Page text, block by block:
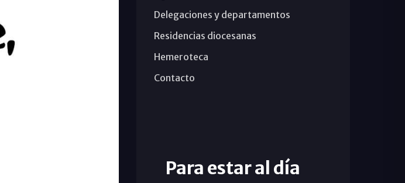
Delegaciones y departamentos
Residencias diocesanas
Hemeroteca
Contacto
Para estar al día